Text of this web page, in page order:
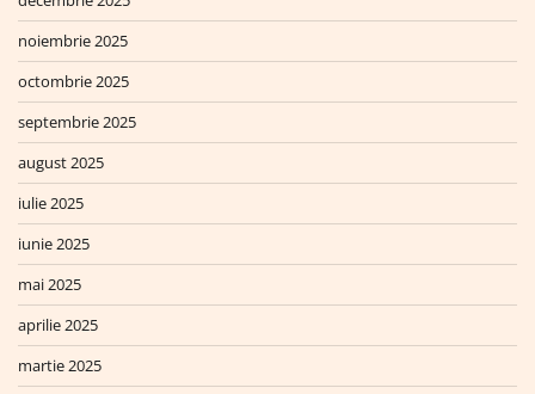
noiembrie 2025
octombrie 2025
septembrie 2025
august 2025
iulie 2025
iunie 2025
mai 2025
aprilie 2025
martie 2025